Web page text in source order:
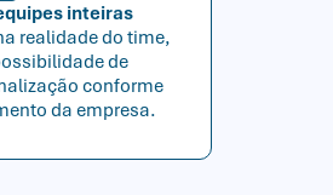
inteiras
realidade do time,
de
conforme
da empresa.